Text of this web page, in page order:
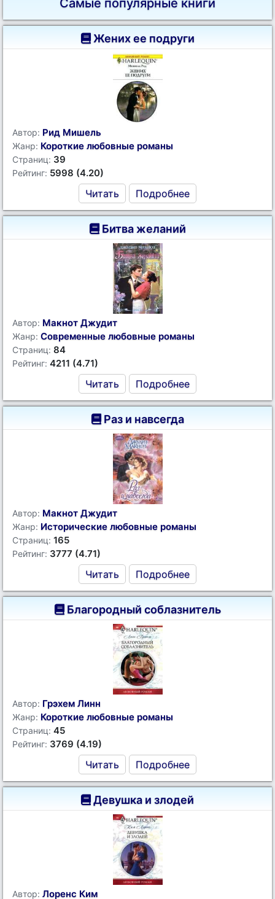
Самые популярные книги
Жених ее подруги
Автор: Рид Мишель
Жанр: Короткие любовные романы
Страниц: 39
Рейтинг: 5998 (4.20)
Читать Подробнее
Битва желаний
Автор: Макнот Джудит
Жанр: Современные любовные романы
Страниц: 84
Рейтинг: 4211 (4.71)
Читать Подробнее
Раз и навсегда
Автор: Макнот Джудит
Жанр: Исторические любовные романы
Страниц: 165
Рейтинг: 3777 (4.71)
Читать Подробнее
Благородный соблазнитель
Автор: Грэхем Линн
Жанр: Короткие любовные романы
Страниц: 45
Рейтинг: 3769 (4.19)
Читать Подробнее
Девушка и злодей
Автор: Лоренс Ким